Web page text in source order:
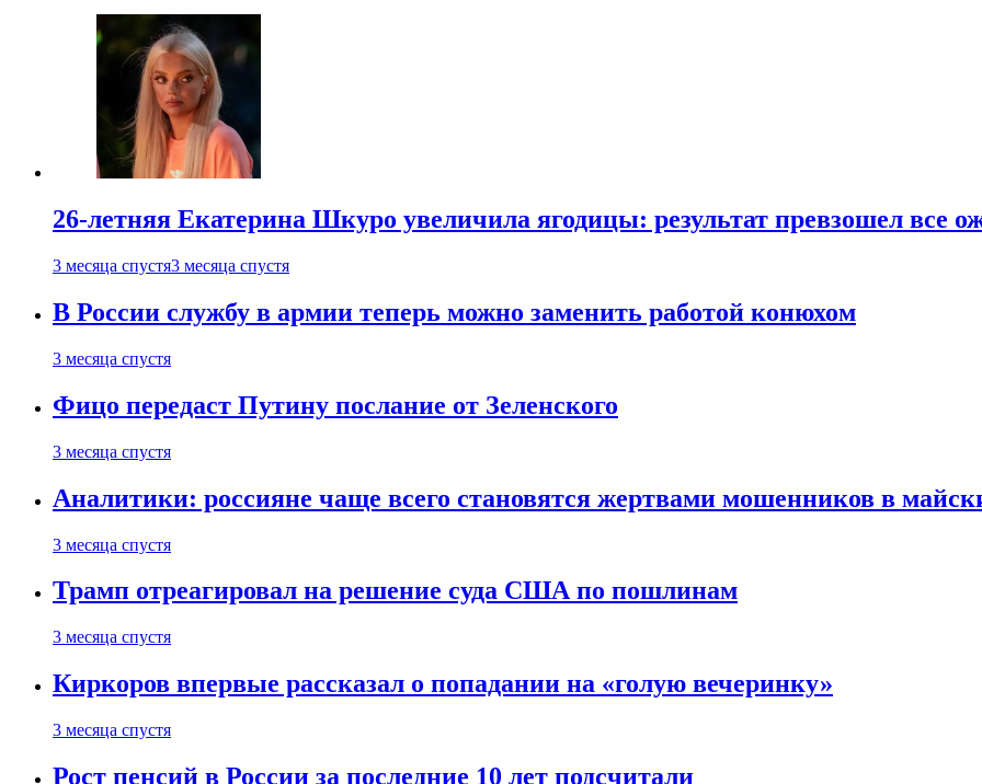
26-летняя Екатерина Шкуро увеличила ягодицы: результат превзошел все
3 месяца спустя3 месяца спустя
В России службу в армии теперь можно заменить работой конюхом
3 месяца спустя
Фицо передаст Путину послание от Зеленского
3 месяца спустя
Аналитики: россияне чаще всего становятся жертвами мошенников в
3 месяца спустя
Трамп отреагировал на решение суда США по пошлинам
3 месяца спустя
Киркоров впервые рассказал о попадании на «голую вечеринку»
3 месяца спустя
Рост пенсий в России за последние 10 лет подсчитали